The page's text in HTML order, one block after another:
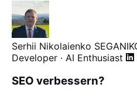
Serhii Nikolaienko
Developer · AI Enthusiast
SEO verbessern?